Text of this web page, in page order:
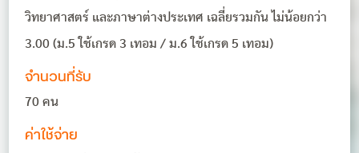
วิทยาศาสตร์ และภาษาต่างประเทศ เฉลี่ยรวมกัน ไม่น้อยกว่า
3.00 (ม.5 ใช้เกรด 3 เทอม / ม.6 ใช้เกรด 5 เทอม)
จำนวนที่รับ
70 คน
ค่าใช้จ่าย